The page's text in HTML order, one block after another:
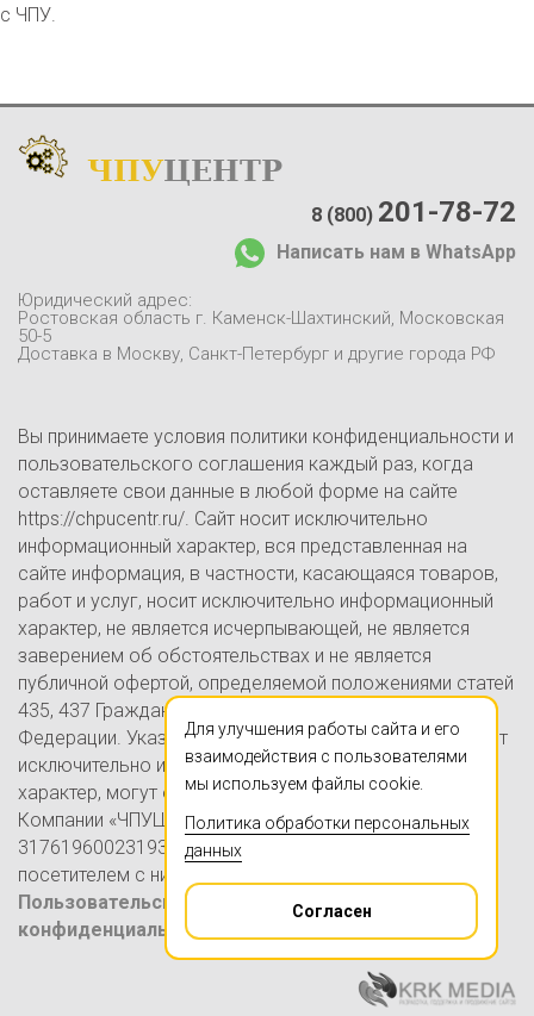
с ЧПУ.
ЧПУЦЕНТР
Доставка и оплата
Контакты
8 (800) 201-78-72
Написать нам в WhatsApp
Юридический адрес:
Ростовская область г. Каменск-Шахтинский, Московская
50-5
Доставка в Москву, Санкт-Петербург и другие города РФ
Вы принимаете условия политики конфиденциальности и
пользовательского соглашения каждый раз, когда
оставляете свои данные в любой форме на сайте
https://chpucentr.ru/. Сайт носит исключительно
информационный характер, вся представленная на
сайте информация, в частности, касающаяся товаров,
работ и услуг, носит исключительно информационный
характер, не является исчерпывающей, не является
заверением об обстоятельствах и не является
публичной офертой, определяемой положениями статей
435, 437 Гражданского кодекса Российской
Федерации. Указанные на настоящем Сайте цены носят
исключительно информационно-ознакомительный
характер, могут отличаться от действительных цен в
Компании «ЧПУЦЕНТР» (ИП Ершов А.В., ОГРНИП
317619600231930) на момент ознакомления
посетителем с ними на Сайте.
Пользовательское соглашение
Политика
конфиденциальности
Для улучшения работы сайта и его
взаимодействия с пользователями
мы используем файлы cookie.
Политика обработки персональных
данных
Согласен